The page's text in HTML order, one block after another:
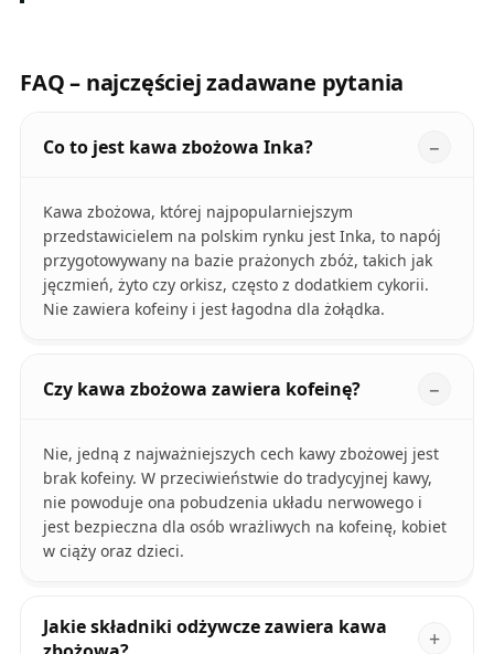
FAQ – najczęściej zadawane pytania
Co to jest kawa zbożowa Inka?
Kawa zbożowa, której najpopularniejszym
przedstawicielem na polskim rynku jest Inka, to napój
przygotowywany na bazie prażonych zbóż, takich jak
jęczmień, żyto czy orkisz, często z dodatkiem cykorii.
Nie zawiera kofeiny i jest łagodna dla żołądka.
Czy kawa zbożowa zawiera kofeinę?
Nie, jedną z najważniejszych cech kawy zbożowej jest
brak kofeiny. W przeciwieństwie do tradycyjnej kawy,
nie powoduje ona pobudzenia układu nerwowego i
jest bezpieczna dla osób wrażliwych na kofeinę, kobiet
w ciąży oraz dzieci.
Jakie składniki odżywcze zawiera kawa